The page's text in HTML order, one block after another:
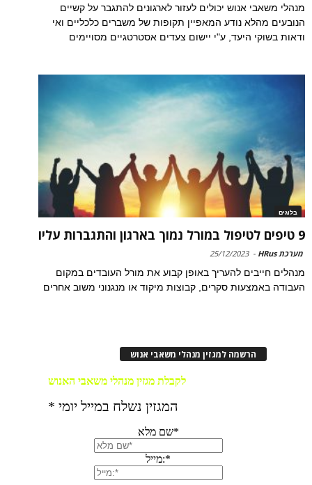
מנהלי משאבי אנוש יכולים לעזור לארגונים להתגבר על קשיים
הנובעים מהלא נודע המאפיין תקופות של משברים כלכליים ואי
ודאות בשוקי היעד, ע"י יישום צעדים אסטרטגיים מסויימים
בלוגים
9 טיפים לטיפול במורל נמוך בארגון והתגברות עליו
מערכת HRus -
25/12/2023
מנהלים חייבים להעריך באופן קבוע את מורל העובדים במקום
העבודה באמצעות סקרים, קבוצות מיקוד או מנגנוני משוב אחרים
הרשמה למגזין מנהלי משאבי אנוש